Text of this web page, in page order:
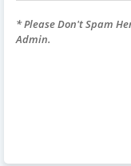
* Please Don't Spam
Admin.